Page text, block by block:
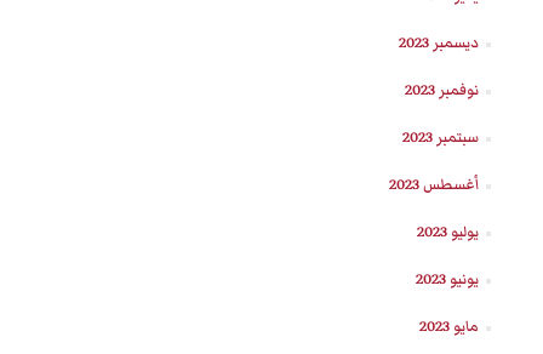
ديسمبر 2023
نوفمبر 2023
سبتمبر 2023
أغسطس 2023
يوليو 2023
يونيو 2023
مايو 2023